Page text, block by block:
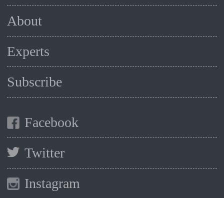
About
Experts
Subscribe
Facebook
Twitter
Instagram